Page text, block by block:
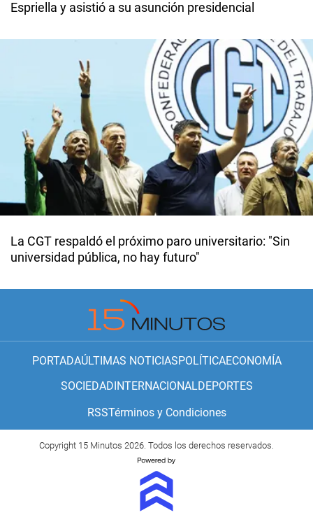
Espriella y asistió a su asunción presidencial
La CGT respaldó el próximo paro universitario: "Sin
universidad pública, no hay futuro"
PORTADAÚLTIMAS NOTICIASPOLÍTICAECONOMÍA
SOCIEDADINTERNACIONALDEPORTES
RSSTérminos y Condiciones
Copyright 15 Minutos 2026. Todos los derechos reservados.